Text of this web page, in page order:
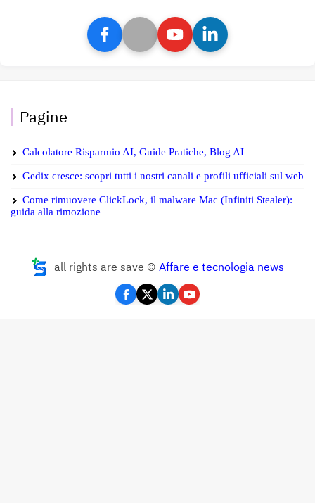
Pagine
Calcolatore Risparmio AI, Guide Pratiche, Blog AI
Gedix cresce: scopri tutti i nostri canali e profili ufficiali sul web
Come rimuovere ClickLock, il malware Mac (Infiniti Stealer):
guida alla rimozione
all rights are save © Affare e tecnologia news